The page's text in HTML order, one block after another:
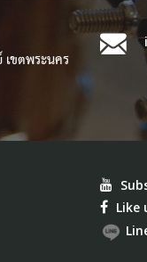
ขตพระนคร
Like